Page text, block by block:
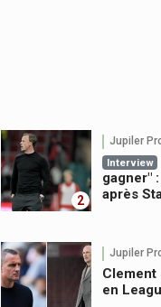
2
Jupiler
Interview
gagner"
après
Jupiler
Clement
en